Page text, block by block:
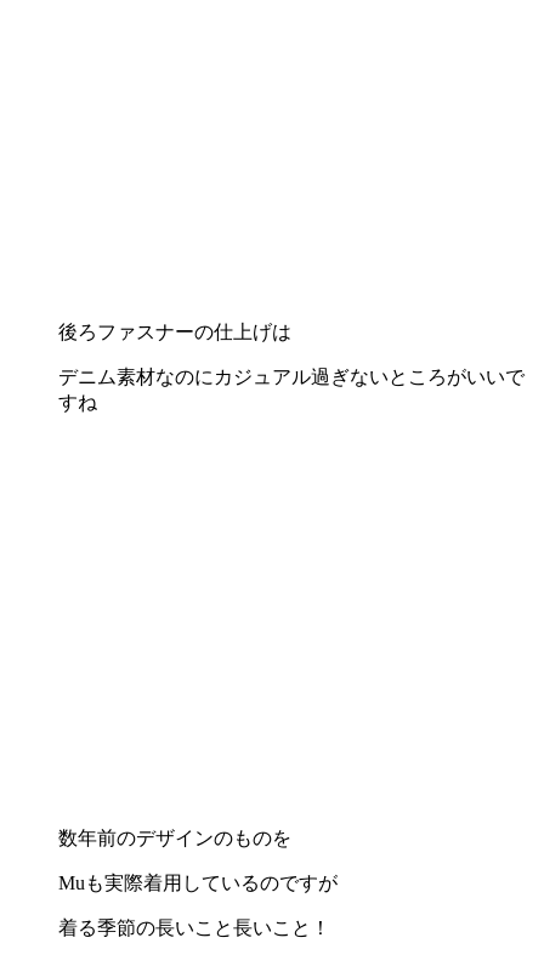
後ろファスナーの仕上げは
デニム素材なのにカジュアル過ぎないところがいいで
すね
数年前のデザインのものを
Muも実際着用しているのですが
着る季節の長いこと長いこと！